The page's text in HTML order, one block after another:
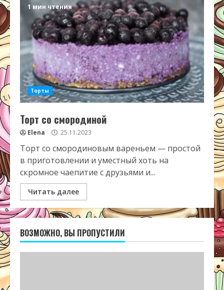
1 мин чтения
Торты
Торт со смородиной
Elena 25.11.2023
Торт со смородиновым вареньем — простой
в приготовлении и уместный хоть на
скромное чаепитие с друзьями и...
Читать далее
ВОЗМОЖНО, ВЫ ПРОПУСТИЛИ